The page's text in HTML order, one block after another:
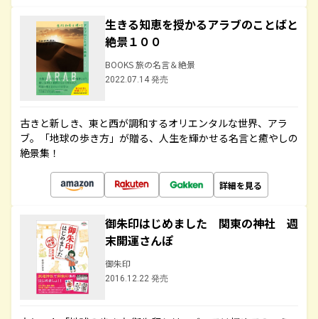
生きる知恵を授かるアラブのことばと
絶景１００
BOOKS 旅の名言＆絶景
2022.07.14 発売
古きと新しき、東と西が調和するオリエンタルな世界、アラ
ブ。「地球の歩き方」が贈る、人生を輝かせる名言と癒やしの
絶景集！
詳細を見る
御朱印はじめました 関東の神社 週
末開運さんぽ
御朱印
2016.12.22 発売